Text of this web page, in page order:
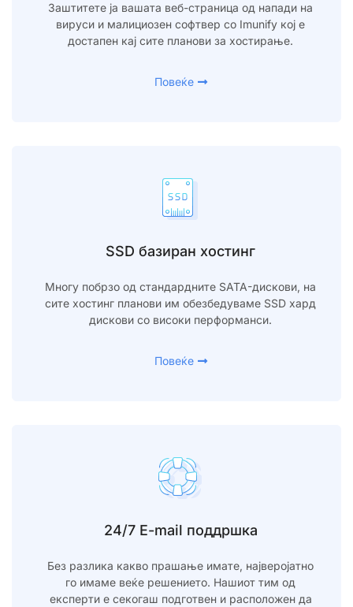
Заштитете ја вашата веб-страница од напади на
вируси и малициозен софтвер со Imunify кој е
достапен кај сите планови за хостирање.
Повеќе
SSD базиран хостинг
Многу побрзо од стандардните SATA-дискови, на
сите хостинг планови им обезбедуваме SSD хард
дискови со високи перформанси.
Повеќе
24/7 E-mail поддршка
Без разлика какво прашање имате, најверојатно
го имаме веќе решението. Нашиот тим од
експерти е секогаш подготвен и расположен да